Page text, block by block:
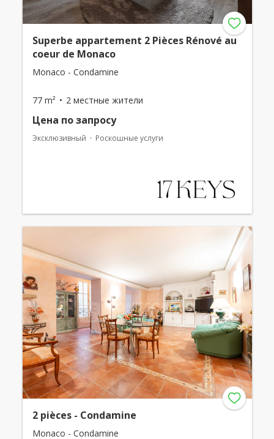
Superbe appartement 2 Pièces Rénové au
coeur de Monaco
Monaco - Condamine
77 m² 2 местные жители
Цена по запросу
Эксклюзивный Роскошные услуги
2 pièces - Condamine
Monaco - Condamine